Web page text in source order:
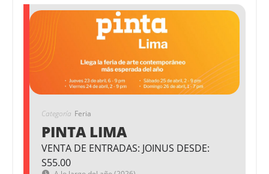
Categoría Feria
PINTA LIMA
VENTA DE ENTRADAS: JOINUS DESDE:
S55.00